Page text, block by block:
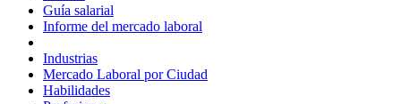
Guía salarial
Informe del mercado laboral
Industrias
Mercado Laboral por Ciudad
Habilidades